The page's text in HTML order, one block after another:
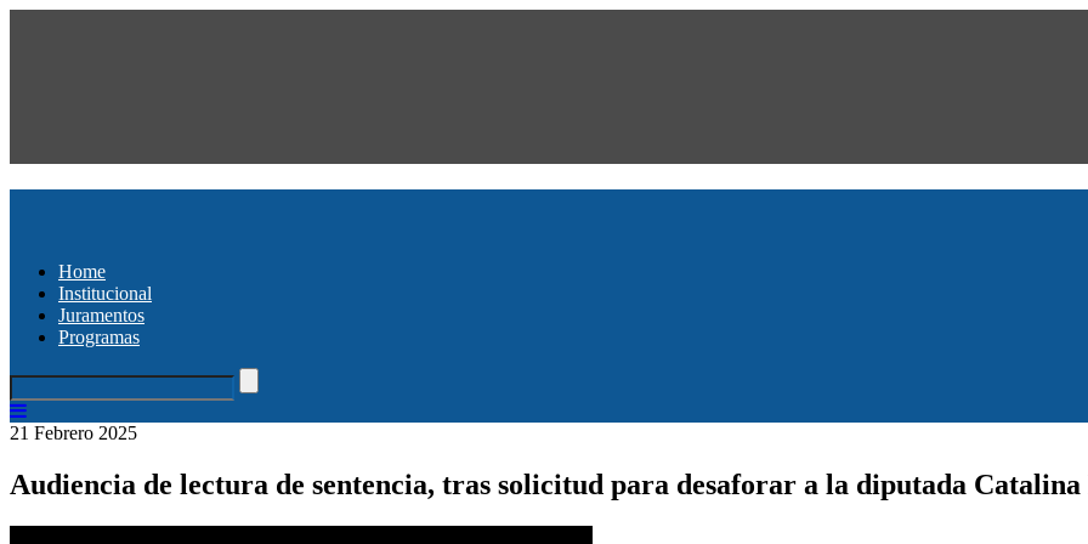
Home
Institucional
Juramentos
Programas
21 Febrero 2025
Audiencia de lectura de sentencia, tras solicitud para desaforar a la diputada Catalina